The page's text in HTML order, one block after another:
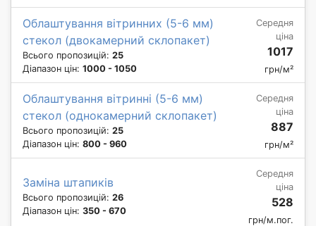
Облаштування вітринних (5-6 мм)
стекол (двокамерний склопакет)
Всього пропозицій: 25
Діапазон цін: 1000 - 1050
Середня
ціна
1017
грн/м²
Облаштування вітринні (5-6 мм)
стекол (однокамерний склопакет)
Всього пропозицій: 25
Діапазон цін: 800 - 960
Середня
ціна
887
грн/м²
Заміна штапиків
Всього пропозицій: 26
Діапазон цін: 350 - 670
Середня
ціна
528
грн/м.пог.